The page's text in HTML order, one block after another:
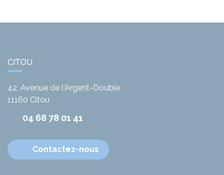
CITOU
42, Avenue de l'Argent-Double
11160 Citou
04 68 78 01 41
Contactez-nous